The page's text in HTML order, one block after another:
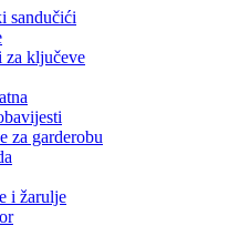
sandučići
za ključeve
za garderobu
i žarulje